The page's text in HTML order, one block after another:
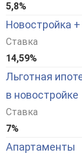
5,8%
Новостройка
Ставка
14,59%
Льготная
в новостройке
Ставка
7%
Апартаменты